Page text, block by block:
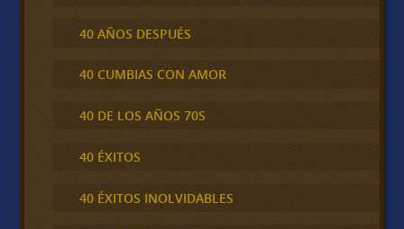
40 AÑOS DESPUÉS
40 CUMBIAS CON AMOR
40 DE LOS AÑOS 70S
40 ÉXITOS
40 ÉXITOS INOLVIDABLES